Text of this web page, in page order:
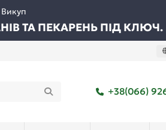
ТА ПЕКАРЕНЬ ПІД КЛЮЧ.
+38(066)